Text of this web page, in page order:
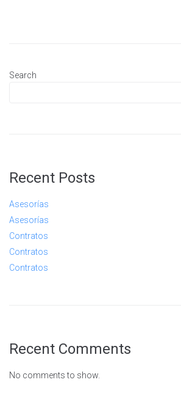
Search
Recent Posts
Asesorías
Asesorías
Contratos
Contratos
Contratos
Recent Comments
No comments to show.